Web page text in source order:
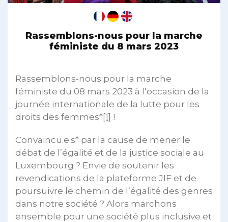
Rassemblons-nous pour la marche
féministe du 8 mars 2023
Rassemblons-nous pour la marche
féministe du 08 mars 2023 à l’occasion de la
journée internationale de la lutte pour les
droits des femmes*[1] !
Convaincu.e.s* par la cause de mener le
débat de l’égalité et de la justice sociale au
Luxembourg ? Envie de soutenir les
revendications de la plateforme JIF et de
poursuivre le chemin de l’égalité des genres
dans notre société ? Alors marchons
ensemble pour une société plus inclusive et